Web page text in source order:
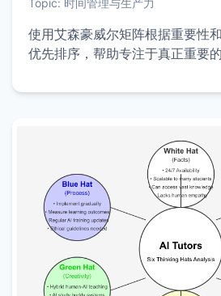
Topic: 时间管理与生产力
使用艾森豪威尔矩阵根据重要性
优先排序，帮助专注于真正重要的